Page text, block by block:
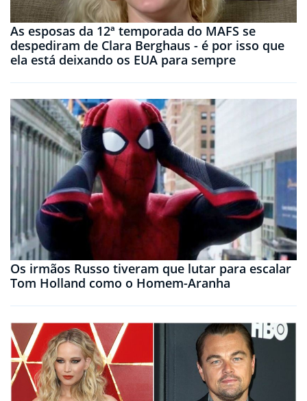
As esposas da 12ª temporada do MAFS se
despediram de Clara Berghaus - é por isso que
ela está deixando os EUA para sempre
Os irmãos Russo tiveram que lutar para escalar
Tom Holland como o Homem-Aranha